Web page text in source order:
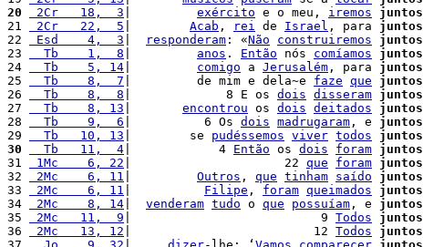
20
2Cr   18,  3 exército e o meu, iremos juntos
21
2Cr   22,  5 Acab , rei de Israel , para juntos
22
Esd    4,  3 responderam : «Não construiremos juntos
23
  Tb    1,  8
anos . Então nós comíamos juntos
24
  Tb    5, 14
comigo a Jerusalém , para juntos
25
  Tb    8,  7
|         de mim e dela~e faze que juntos
26
  Tb    8,  8
|             8 E os dois disseram juntos
27
  Tb    8, 13
encontrou os dois deitados juntos
28
  Tb    9,  6
|          6 Os dois madrugaram , e juntos
29
  Tb   10, 13
|        se pudéssemos viver todos juntos
30
  Tb   11,  4
|            4 Então os dois foram juntos
31
1Mc    6, 22 |                     22 que foram juntos
32
2Mc    6, 11 Outros , que tinham saído juntos
33
2Mc    6, 11 Filipe , foram queimados juntos
34
2Mc    8, 14 venderam tudo o que possuíam , e juntos
35
2Mc   11,  9 |                          9 Todos juntos
36
2Mc   13, 12 |                         12 Todos juntos